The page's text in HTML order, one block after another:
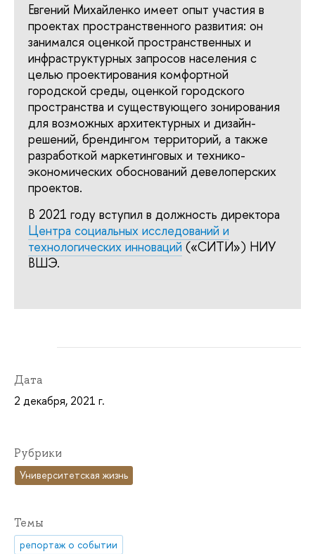
Евгений Михайленко имеет опыт участия в
проектах пространственного развития: он
занимался оценкой пространственных и
инфраструктурных запросов населения с
целью проектирования комфортной
городской среды, оценкой городского
пространства и существующего зонирования
для возможных архитектурных и дизайн-
решений, брендингом территорий, а также
разработкой маркетинговых и технико-
экономических обоснований девелоперских
проектов.
В 2021 году вступил в должность директора
Центра социальных исследований и
технологических инноваций («СИТИ») НИУ
ВШЭ.
Дата
2 декабря, 2021 г.
Рубрики
Университетская жизнь
Темы
репортаж о событии